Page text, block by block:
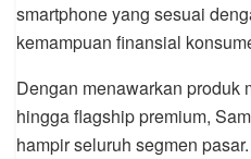
smartphone yang sesuai
kemampuan finansial
Dengan menawarkan produk
hingga flagship premium,
hampir seluruh segmen